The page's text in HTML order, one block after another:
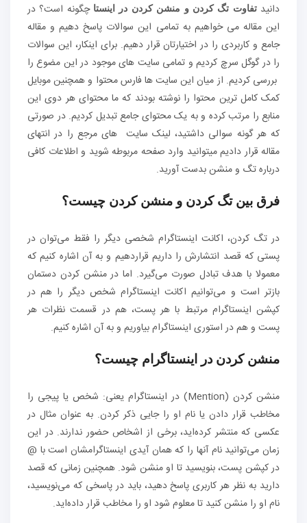
دانیدتفاوت تگ کردن و منشن کردن در اینستا چگونه است؟ در
این مقاله می خواهیم به تمامی این سوالات پاسخ دهیم و مقاله
جامع و کاربردی را در اختیارتان قرار دهیم. برای اینکار، این سوالات
را در گوگل سرچ کردیم و تمامی سایت های موجود در این مضوع را
بررسی کردیم. از میان این سایت ها فارس محتوا و همچنین موبایل
کمک کامل ترین محتوا را نوشته بودند که ما محتوای هر دوی این
منابع را مرتب کرده و به یک محتوای جامع تبدیل کردیم. در صورتی
که هر گونه سوالی داشتید، لینک سایت های مرجع را در انتهای
مقاله قرار دادیم میتوانید وارد صفحه مربوطه شوید و اطلاعات کافی
درباره تگ و منشن بدست آورید.
فرق بین تگ کردن و منشن کردن چیست؟
در تگ کردن، اکانت اینستاگرام شخصی دیگر را فقط می‌توان در
پستی که قصد انتشارش را داریم قراردهیم و به آن اشاره کنیم که
معمولا با هدف تبادل صورت می‌گیرد. اما در منشن کردن دستمان
بازتر است و می‌توانیم اکانت اینستاگرام شخص دیگر را هم در
کپشن اینستاگرام مرتبط با هر پست، هم در قسمت نظرات هر
پست و هم در استوری اینستاگرام بیاوریم و به آن اشاره کنیم.
منشن کردن در اینستاگرام چیست؟
منشن کردن (Mention) در اینستاگرام یعنی: شخص یا پیجی را
مخاطب قرار دادن یا نام او را جایی ذکر کردن. به عنوان مثال در
عکسی که منتشر کرده‌اید، برخی از اشخاص حضور ندارند. در این
زمان می‌توانید نام آنها را که همان آیدی اینستاگرامشان است با @
در کپشن پست، بنویسید تا او منشن شود. همچنین زمانی که قصد
دارید به نظر هر کاربری پاسخ دهید، باید در پاسخی که می‌نویسید،
نام او را منشن کنید تا معلوم شود او را مخاطب قرار داده‌اید.